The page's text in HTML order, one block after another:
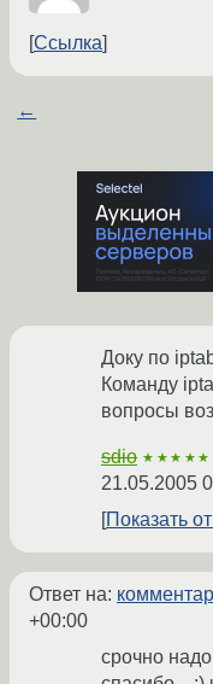
Ссылка
←
Доку по
Команду
вопросы
sdio ★★★★★
21.05.2005
Показать
Ответ на:
+00:00
срочно